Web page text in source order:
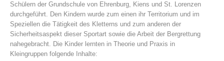
Schülern der Grundschule von Ehrenburg, Kiens und St. Lorenzen
durchgeführt. Den Kindern wurde zum einen ihr Territorium und im
Speziellen die Tätigkeit des Kletterns und zum anderen der
Sicherheitsaspekt dieser Sportart sowie die Arbeit der Bergrettung
nahegebracht. Die Kinder lernten in Theorie und Praxis in
Kleingruppen folgende Inhalte: